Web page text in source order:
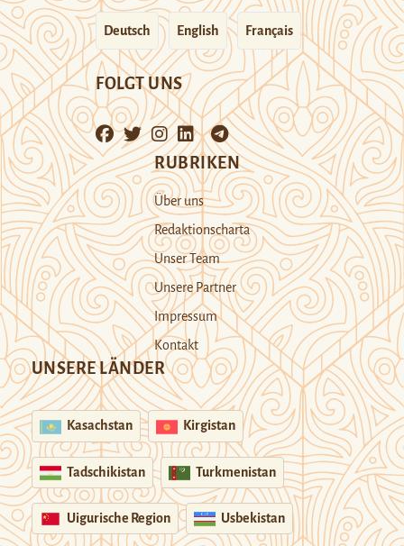
Deutsch English Français
FOLGT UNS
RUBRIKEN
Über uns
Redaktionscharta
Unser Team
Unsere Partner
Impressum
Kontakt
UNSERE LÄNDER
Kasachstan Kirgistan
Tadschikistan Turkmenistan
Uigurische Region Usbekistan